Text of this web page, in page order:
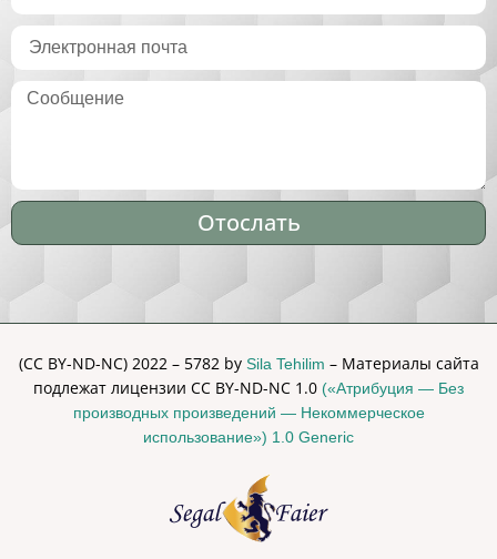
Отослать
(CC BY-ND-NC) 2022 – 5782 by Sila Tehilim – Материалы сайта
подлежат лицензии CC BY-ND-NC 1.0 («Атрибуция — Без
производных произведений — Некоммерческое
использование») 1.0 Generic